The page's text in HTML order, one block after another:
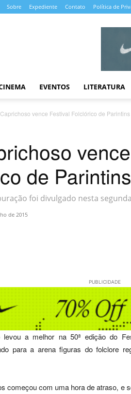
Sobre Expediente Contato Política de
EVENTOS LITERATURA
vence Festival Folclórico de Parintins
de Parintins
foi divulgado nesta
de 2015
PUBLICIDADE
levou a melhor na 50ª edição do
para a arena figuras do folclore
começou com uma hora de atraso, e